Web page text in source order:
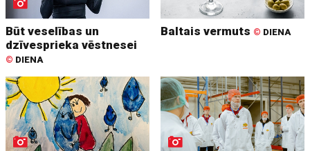
Būt veselības un
dzīvesprieka vēstnesei
© DIENA
Baltais vermuts © DIENA